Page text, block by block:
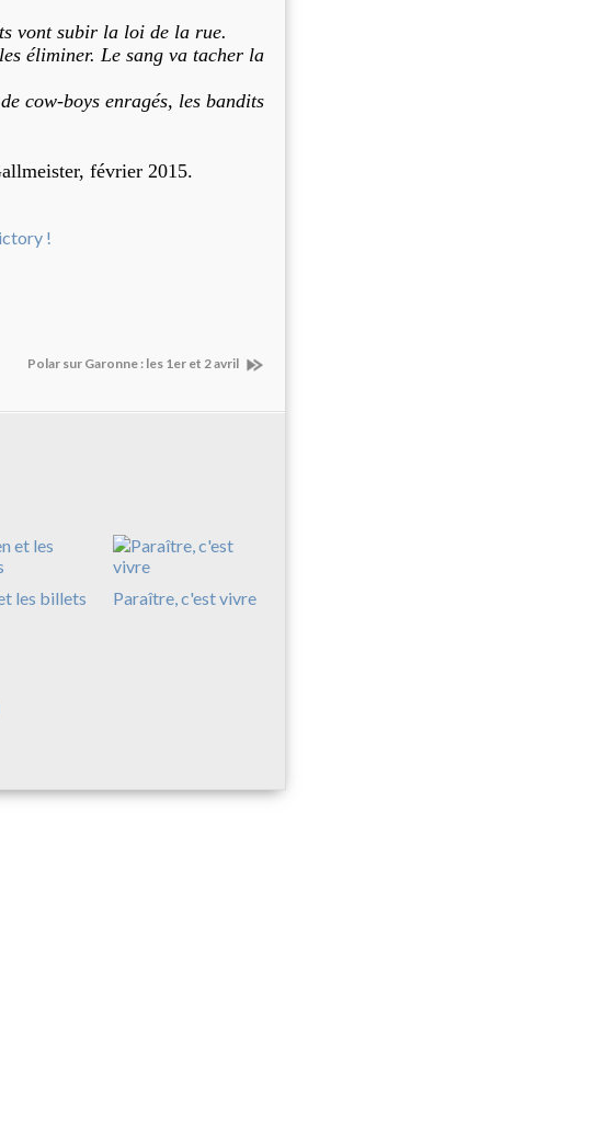
vont subir la loi de la rue.
éliminer. Le sang va tacher la
cow-boys enragés, les bandits
février 2015.
Polar sur Garonne : les 1er et 2 avril
les billets
Paraître, c'est vivre